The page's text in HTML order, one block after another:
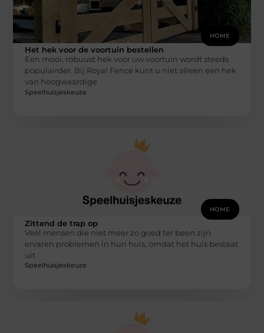
HOME
Het hek voor de voortuin bestellen
Een mooi, robuust hek voor uw voortuin wordt steeds
populairder. Bij Royal Fence kunt u niet alleen een hek
van hoogwaardige
Speelhuisjeskeuze
HOME
Zittend de trap op
Veel mensen die niet meer zo goed ter been zijn
ervaren problemen in hun huis, omdat het huis bestaat
uit
Speelhuisjeskeuze